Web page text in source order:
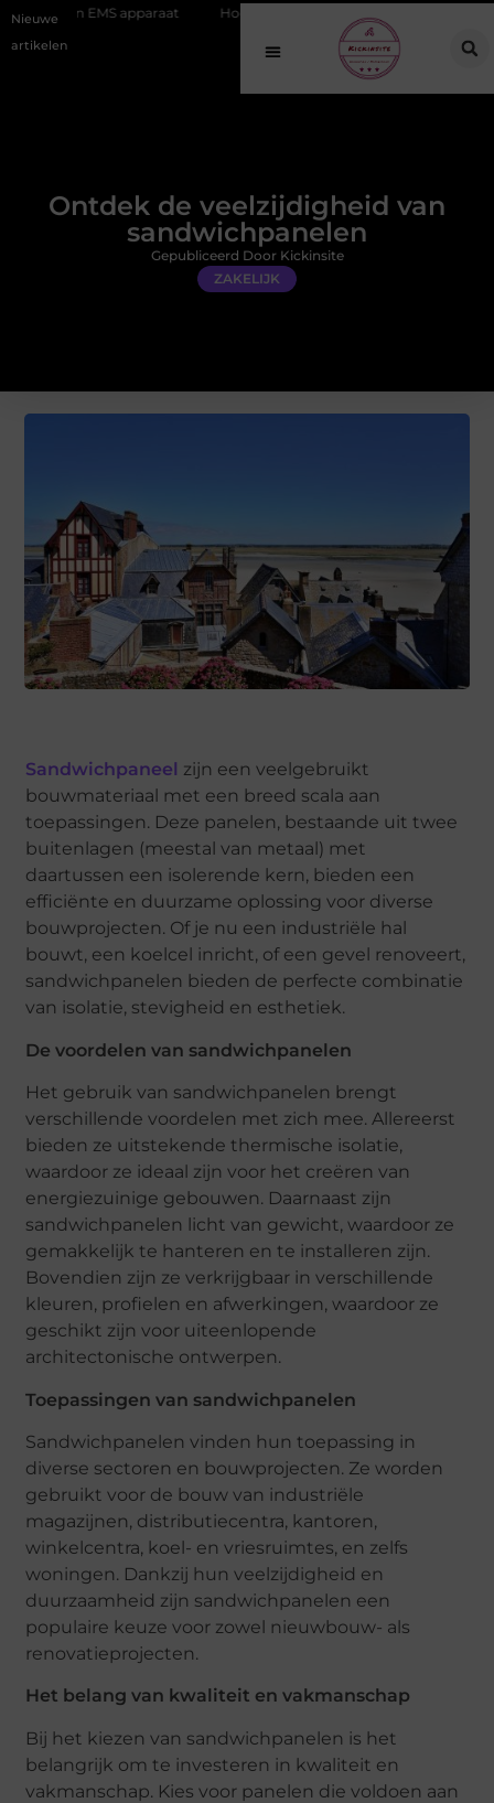
Nieuwe
artikelen
Hoe online vindbaarheid verandert in 2026
Ontdek de veelzijdigheid van
sandwichpanelen
ZAKELIJK
Gepubliceerd Door Kickinsite
Sandwichpaneel zijn een veelgebruikt
bouwmateriaal met een breed scala aan
toepassingen. Deze panelen, bestaande uit twee
buitenlagen (meestal van metaal) met
daartussen een isolerende kern, bieden een
efficiënte en duurzame oplossing voor diverse
bouwprojecten. Of je nu een industriële hal
bouwt, een koelcel inricht, of een gevel renoveert,
sandwichpanelen bieden de perfecte combinatie
van isolatie, stevigheid en esthetiek.
De voordelen van sandwichpanelen
Het gebruik van sandwichpanelen brengt
verschillende voordelen met zich mee. Allereerst
bieden ze uitstekende thermische isolatie,
waardoor ze ideaal zijn voor het creëren van
energiezuinige gebouwen. Daarnaast zijn
sandwichpanelen licht van gewicht, waardoor ze
gemakkelijk te hanteren en te installeren zijn.
Bovendien zijn ze verkrijgbaar in verschillende
kleuren, profielen en afwerkingen, waardoor ze
geschikt zijn voor uiteenlopende
architectonische ontwerpen.
Toepassingen van sandwichpanelen
Sandwichpanelen vinden hun toepassing in
diverse sectoren en bouwprojecten. Ze worden
gebruikt voor de bouw van industriële
magazijnen, distributiecentra, kantoren,
winkelcentra, koel- en vriesruimtes, en zelfs
woningen. Dankzij hun veelzijdigheid en
duurzaamheid zijn sandwichpanelen een
populaire keuze voor zowel nieuwbouw- als
renovatieprojecten.
Het belang van kwaliteit en vakmanschap
Bij het kiezen van sandwichpanelen is het
belangrijk om te investeren in kwaliteit en
vakmanschap. Kies voor panelen die voldoen aan